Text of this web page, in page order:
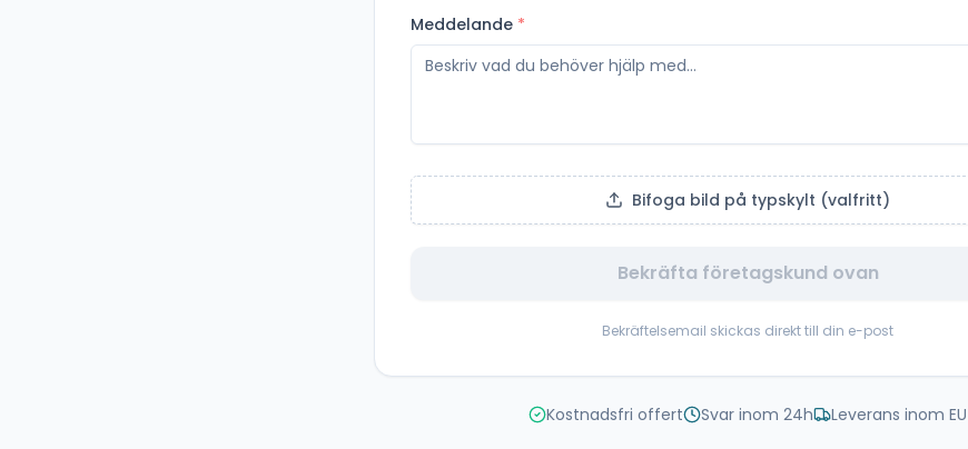
Meddelande *
Bifoga bild på typskylt (valfritt)
Bekräfta företagskund ovan
Bekräftelsemail skickas direkt till din e-post
Kostnadsfri offert Svar inom 24h Leverans inom EU